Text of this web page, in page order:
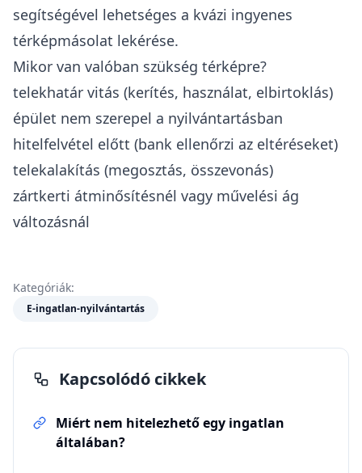
segítségével lehetséges a kvázi ingyenes
térképmásolat lekérése.
Mikor van valóban szükség térképre?
telekhatár vitás (kerítés, használat, elbirtoklás)
épület nem szerepel a nyilvántartásban
hitelfelvétel előtt (bank ellenőrzi az eltéréseket)
telekalakítás (megosztás, összevonás)
zártkerti átminősítésnél vagy művelési ág
változásnál
Kategóriák:
E-ingatlan-nyilvántartás
Kapcsolódó cikkek
Miért nem hitelezhető egy ingatlan
általában?